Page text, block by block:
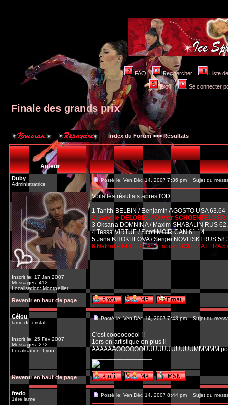
FAQ Rechercher Liste
Profil Se connecter
Finale des grands prix
Index du Forum>>>Résultats
Auteur
Duby
Administratrice
Inscrit le: 17 Jan 2007
Messages: 412
Localisation: Montpellier
Posté le: Ven Déc 14, 2007 7:36 pm Sujet du
Voila les résultats apres l'OD :
1 Tanith BELBIN / Benjamin AGOSTO USA 63.64
2 Isabelle DELOBEL / Olivier SCHOENFELDER
3 Oksana DOMNINA / Maxim SHABALIN RUS
4 Tessa VIRTUE / Scott MOIR CAN 61.14
5 Jana KHOKHLOVA / Sergei NOVITSKI RUS
6 Nathalie PECHALAT / Fabian BOURZAT FRA
Revenir en haut de page
Célou
lame de cristal
Inscrit le: 25 Fév 2007
Messages: 272
Localisation: Lyon
Posté le: Ven Déc 14, 2007 7:48 pm Sujet du
C'est cooooooool !!
1ers en artistique en plus !!
AAAAAAOOOOOOUUUUUUUUUUUMMMMM
_________________
Revenir en haut de page
fredo
1ère lame
Posté le: Ven Déc 14, 2007 8:44 pm Sujet du